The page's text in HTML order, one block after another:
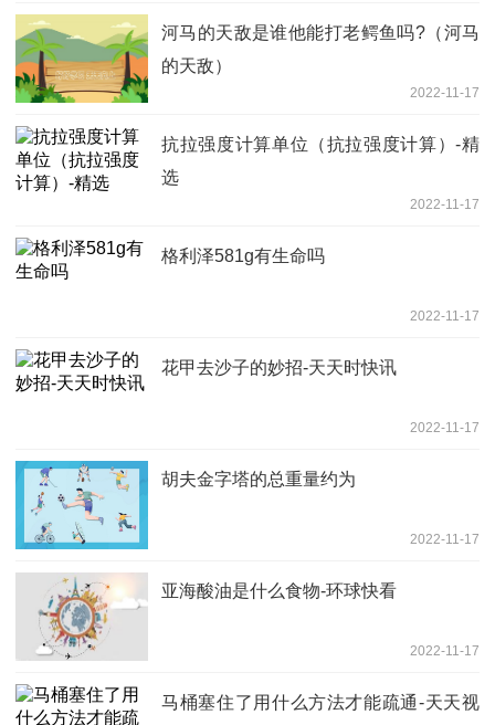
河马的天敌是谁他能打老鳄鱼吗?（河马
的天敌）
2022-11-17
抗拉强度计算单位（抗拉强度计算）-精
选
2022-11-17
格利泽581g有生命吗
2022-11-17
花甲去沙子的妙招-天天时快讯
2022-11-17
胡夫金字塔的总重量约为
2022-11-17
亚海酸油是什么食物-环球快看
2022-11-17
马桶塞住了用什么方法才能疏通-天天视